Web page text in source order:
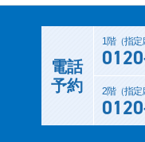
電話
予約
1階（指定
2階（指定